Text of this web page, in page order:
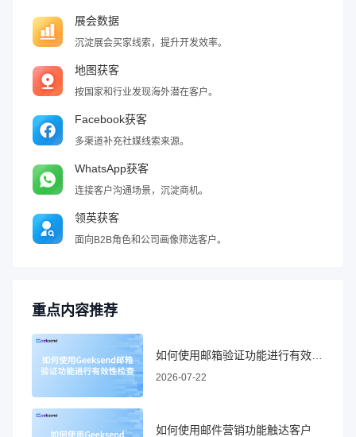
展会数据
沉淀展会买家线索，提升开发效率。
地图获客
按国家和行业发现海外潜在客户。
Facebook获客
多渠道补充社媒线索来源。
WhatsApp获客
连接客户沟通场景，沉淀商机。
领英获客
面向B2B角色和公司画像筛选客户。
重点内容推荐
2026-07-22
如何使用邮件营销功能触达客户